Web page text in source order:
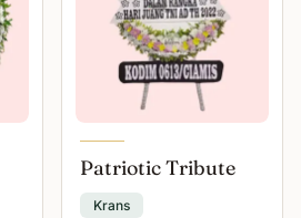
Patriotic Tribute
Krans